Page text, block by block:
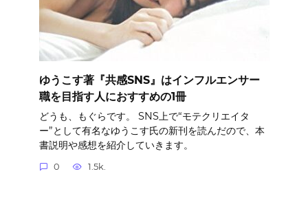
ゆうこす著『共感SNS』はインフルエンサー
職を目指す人におすすめの1冊
どうも、もぐらです。 SNS上で“モテクリエイタ
ー”として有名なゆうこす氏の新刊を読んだので、本
書説明や感想を紹介していきます。
0 1.5k.